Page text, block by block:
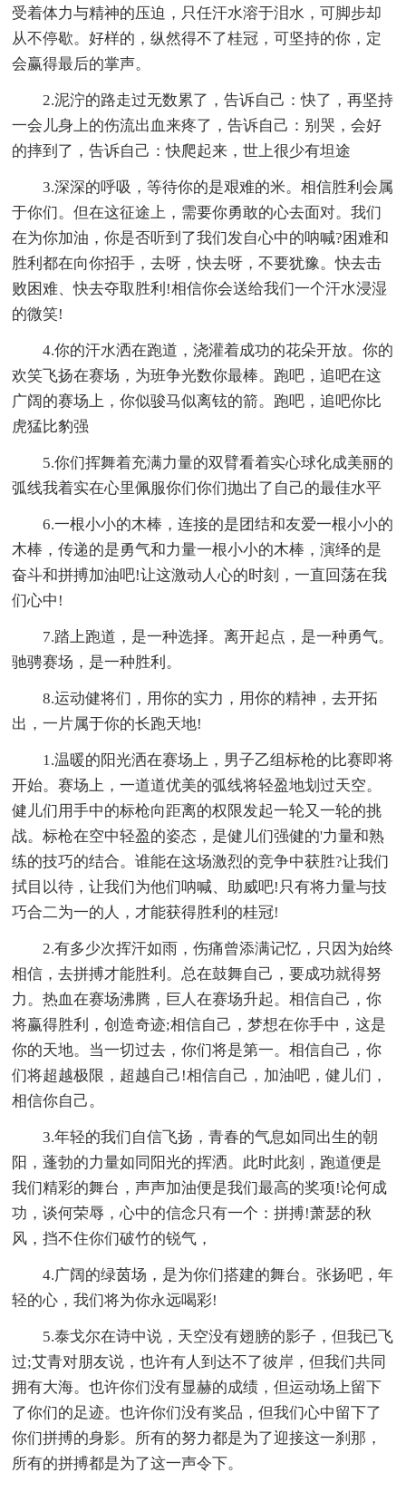
受着体力与精神的压迫，只任汗水溶于泪水，可脚步却
从不停歇。好样的，纵然得不了桂冠，可坚持的你，定
会赢得最后的掌声。
2.泥泞的路走过无数累了，告诉自己：快了，再坚持
一会儿身上的伤流出血来疼了，告诉自己：别哭，会好
的摔到了，告诉自己：快爬起来，世上很少有坦途
3.深深的呼吸，等待你的是艰难的米。相信胜利会属
于你们。但在这征途上，需要你勇敢的心去面对。我们
在为你加油，你是否听到了我们发自心中的呐喊?困难和
胜利都在向你招手，去呀，快去呀，不要犹豫。快去击
败困难、快去夺取胜利!相信你会送给我们一个汗水浸湿
的微笑!
4.你的汗水洒在跑道，浇灌着成功的花朵开放。你的
欢笑飞扬在赛场，为班争光数你最棒。跑吧，追吧在这
广阔的赛场上，你似骏马似离铉的箭。跑吧，追吧你比
虎猛比豹强
5.你们挥舞着充满力量的双臂看着实心球化成美丽的
弧线我着实在心里佩服你们你们抛出了自己的最佳水平
6.一根小小的木棒，连接的是团结和友爱一根小小的
木棒，传递的是勇气和力量一根小小的木棒，演绎的是
奋斗和拼搏加油吧!让这激动人心的时刻，一直回荡在我
们心中!
7.踏上跑道，是一种选择。离开起点，是一种勇气。
驰骋赛场，是一种胜利。
8.运动健将们，用你的实力，用你的精神，去开拓
出，一片属于你的长跑天地!
1.温暖的阳光洒在赛场上，男子乙组标枪的比赛即将
开始。赛场上，一道道优美的弧线将轻盈地划过天空。
健儿们用手中的标枪向距离的权限发起一轮又一轮的挑
战。标枪在空中轻盈的姿态，是健儿们强健的'力量和熟
练的技巧的结合。谁能在这场激烈的竞争中获胜?让我们
拭目以待，让我们为他们呐喊、助威吧!只有将力量与技
巧合二为一的人，才能获得胜利的桂冠!
2.有多少次挥汗如雨，伤痛曾添满记忆，只因为始终
相信，去拼搏才能胜利。总在鼓舞自己，要成功就得努
力。热血在赛场沸腾，巨人在赛场升起。相信自己，你
将赢得胜利，创造奇迹;相信自己，梦想在你手中，这是
你的天地。当一切过去，你们将是第一。相信自己，你
们将超越极限，超越自己!相信自己，加油吧，健儿们，
相信你自己。
3.年轻的我们自信飞扬，青春的气息如同出生的朝
阳，蓬勃的力量如同阳光的挥洒。此时此刻，跑道便是
我们精彩的舞台，声声加油便是我们最高的奖项!论何成
功，谈何荣辱，心中的信念只有一个：拼搏!萧瑟的秋
风，挡不住你们破竹的锐气，
4.广阔的绿茵场，是为你们搭建的舞台。张扬吧，年
轻的心，我们将为你永远喝彩!
5.泰戈尔在诗中说，天空没有翅膀的影子，但我已飞
过;艾青对朋友说，也许有人到达不了彼岸，但我们共同
拥有大海。也许你们没有显赫的成绩，但运动场上留下
了你们的足迹。也许你们没有奖品，但我们心中留下了
你们拼搏的身影。所有的努力都是为了迎接这一刹那，
所有的拼搏都是为了这一声令下。